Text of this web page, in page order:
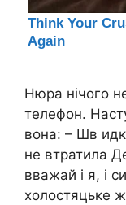
Нюра нічого
телефон.
вона: – Шв
не втpатила
вважай і я, і
холостяцьке